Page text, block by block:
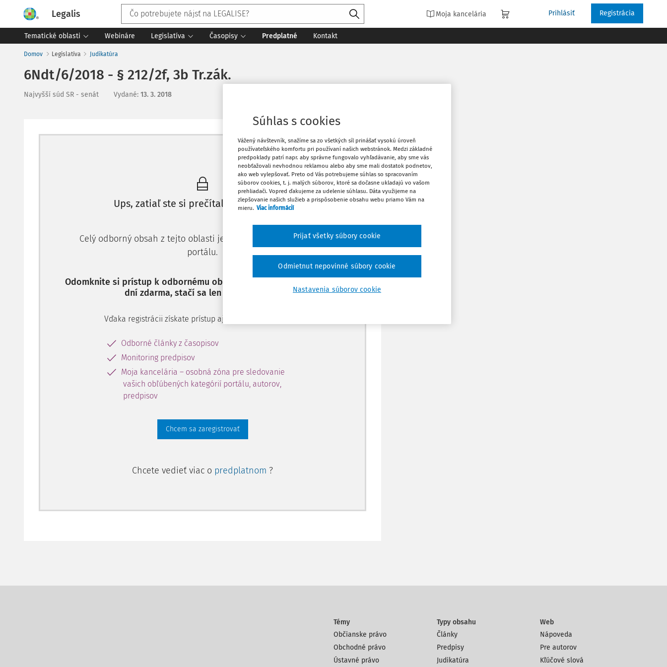
Legalis Moja kancelária Prihlásiť Registrácia
Tematické oblasti Webináre Legislatíva Časopisy Predplatné Kontakt
Domov Legislatíva Judikatúra
6Ndt/6/2018 - § 212/2f, 3b Tr.zák.
Najvyšší súd SR - senát Vydané: 13. 3. 2018
Máte predplatné? Prihláste sa
Ups, zatiaľ ste si prečítali len začiatok...
Celý odborný obsah z tejto oblasti je dostupný predplatiteľom
portálu.
Odomknite si prístup k odbornému obsahu a získajte prístup na 10
dní zdarma, stačí sa len zaregistrovať.
Vďaka registrácii získate prístup aj k vybranému obsahu:
Odborné články z časopisov
Monitoring predpisov
Moja kancelária – osobná zóna pre sledovanie
vašich obľúbených kategórií portálu, autorov,
predpisov
Chcem sa zaregistrovať
Chcete vedieť viac o predplatnom ?
Vytlačiť
Obľúbené
Stiahnuť
Témy
Občianske právo
Obchodné právo
Ústavné právo
Typy obsahu
Články
Predpisy
Judikatúra
Web
Nápoveda
Pre autorov
Kľúčové slová
Súhlas s cookies
Vážený návštevník, snažíme sa zo všetkých síl prinášať vysokú úroveň
používateľského komfortu pri používaní našich webstránok. Medzi základné
predpoklady patrí napr. aby správne fungovalo vyhľadávanie, aby sme vás
neobťažovali nevhodnou reklamou alebo aby sme mali dostatok podnetov,
ako web vylepšovať. Preto od Vás potrebujeme súhlas so spracovaním
súborov cookies, t. j. malých súborov, ktoré sa dočasne ukladajú vo vašom
prehliadači. Vopred ďakujeme za udelenie súhlasu. Dáta využijeme na
zlepšovanie našich služieb a prispôsobenie obsahu webu priamo Vám na
mieru. Viac informácií
Nastavenia súborov cookie
Odmietnut nepovinné súbory cookie
Prijať všetky súbory cookie